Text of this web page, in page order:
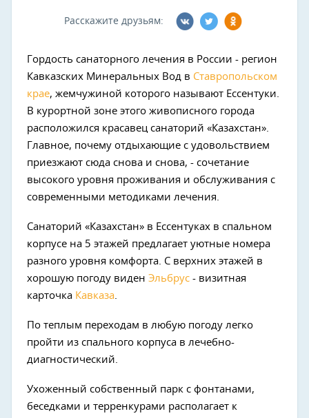
Расскажите друзьям:
Гордость санаторного лечения в России - регион
Кавказских Минеральных Вод в Ставропольском
крае, жемчужиной которого называют Ессентуки.
В курортной зоне этого живописного города
расположился красавец санаторий «Казахстан».
Главное, почему отдыхающие с удовольствием
приезжают сюда снова и снова, - сочетание
высокого уровня проживания и обслуживания с
современными методиками лечения.
Санаторий «Казахстан» в Ессентуках в спальном
корпусе на 5 этажей предлагает уютные номера
разного уровня комфорта. С верхних этажей в
хорошую погоду виден Эльбрус - визитная
карточка Кавказа.
По теплым переходам в любую погоду легко
пройти из спального корпуса в лечебно-
диагностический.
Ухоженный собственный парк с фонтанами,
беседками и терренкурами располагает к